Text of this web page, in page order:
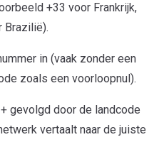
+33 voor Frankrijk,
Brazilië).
in (vaak zonder een
zoals een voorloopnul).
gevolgd door de landcode
vertaalt naar de juiste